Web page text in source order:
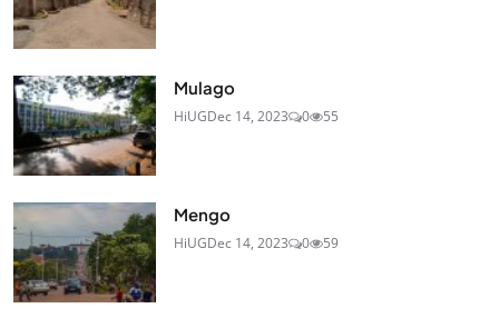
Mulago
HiUGDec 14, 2023 0 55
Mengo
HiUGDec 14, 2023 0 59